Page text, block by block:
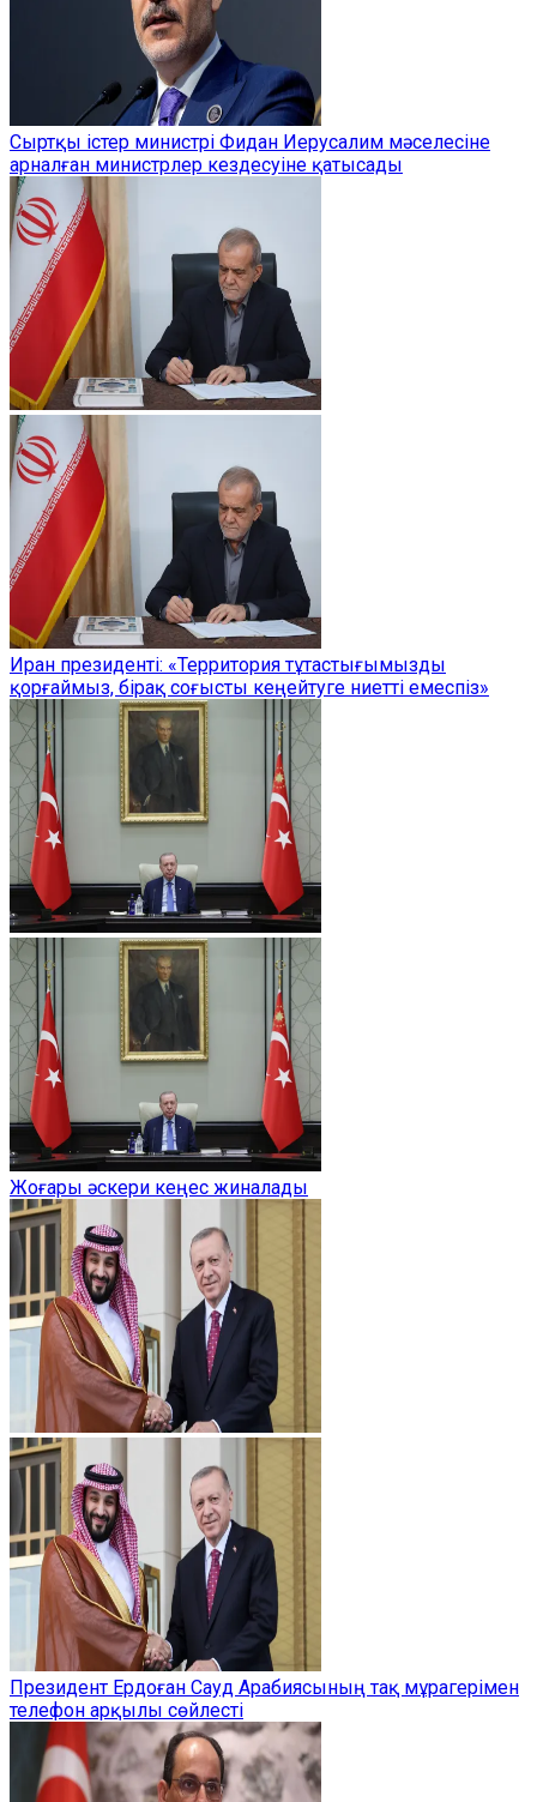
Сыртқы істер министрі Фидан Иерусалим мәселесіне
арналған министрлер кездесуіне қатысады
Иран президенті: «Территория тұтастығымызды
қорғаймыз, бірақ соғысты кеңейтуге ниетті емеспіз»
Жоғары әскери кеңес жиналады
Президент Ердоған Сауд Арабиясының тақ мұрагерімен
телефон арқылы сөйлесті